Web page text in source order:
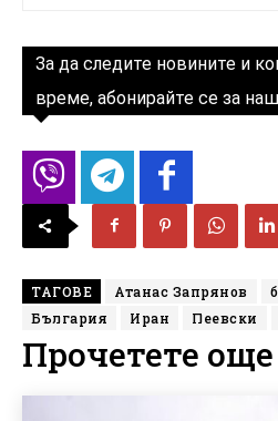
За да следите новините и
време, абонирайте се за
ТАГОВЕ Атанас Запрянов
България
Иран Пеевски
Прочетете още